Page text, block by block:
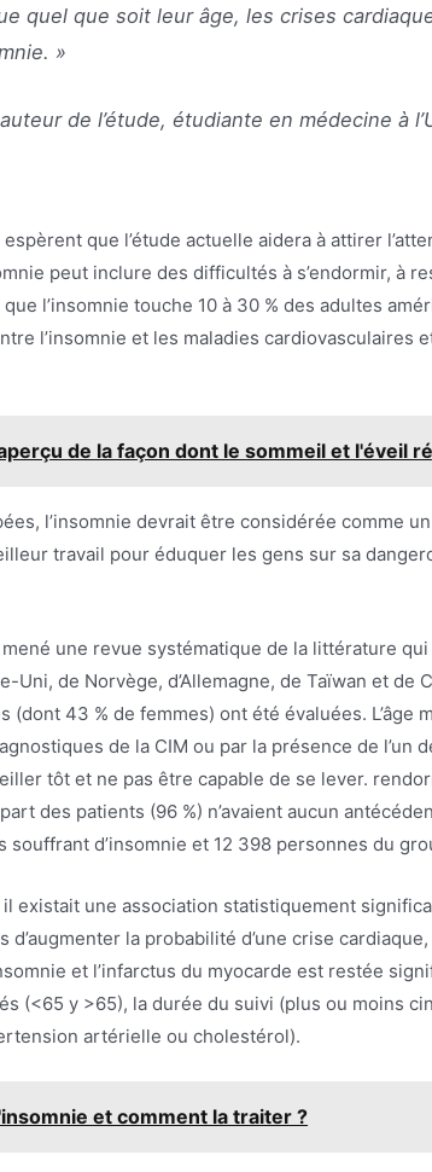
quel que soit leur âge, les crises
»
de l’étude, étudiante en médecine à
que l’étude actuelle aidera à attirer
peut inclure des difficultés à s’endormir, à
l’insomnie touche 10 à 30 % des adultes
l’insomnie et les maladies cardiovasculaires
de la façon dont le sommeil et l'éveil
l’insomnie devrait être considérée comme
travail pour éduquer les gens sur sa
une revue systématique de la littérature
Uni, de Norvège, d’Allemagne, de Taïwan et
(dont 43 % de femmes) ont été évaluées. L’âge
de la CIM ou par la présence de l’un
tôt et ne pas être capable de se lever.
des patients (96 %) n’avaient aucun
d’insomnie et 12 398 personnes du
existait une association statistiquement
la probabilité d’une crise
et l’infarctus du myocarde est restée
(<65 y >65), la durée du suivi (plus ou moins
artérielle ou cholestérol).
et comment la traiter ?